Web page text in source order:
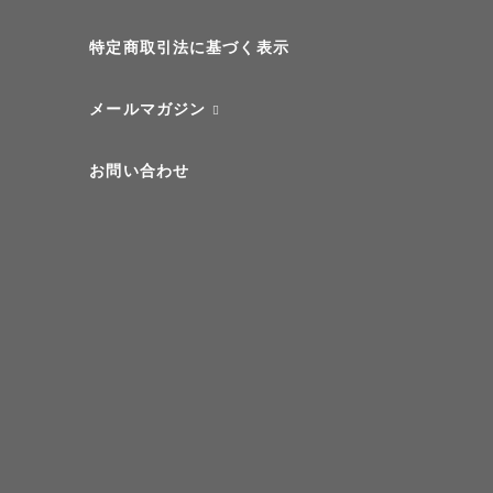
特定商取引法に基づく表示
メールマガジン
お問い合わせ